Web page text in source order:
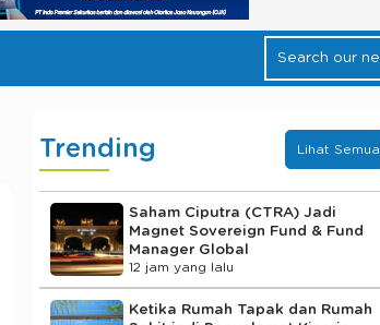
Trending Lihat Semua
Saham Ciputra (CTRA) Jadi
Magnet Sovereign Fund & Fund
Manager Global
12 jam yang lalu
Ketika Rumah Tapak dan Rumah